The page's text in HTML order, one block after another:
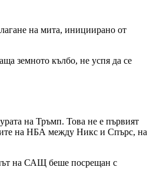
на мита, инициирано от
земното кълбо, не успя да се
на Тръмп. Това не е първият
на НБА между Никс и Спърс, на
на САЩ беше посрещан с